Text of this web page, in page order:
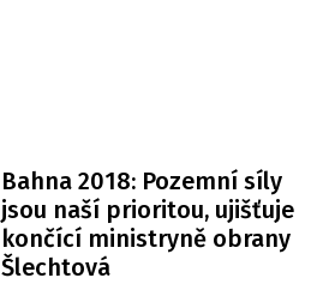
Bahna 2018: Pozemní síly
jsou naší prioritou, ujišťuje
končící ministryně obrany
Šlechtová